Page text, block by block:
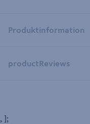
Produktinformation
productReviews
, ];